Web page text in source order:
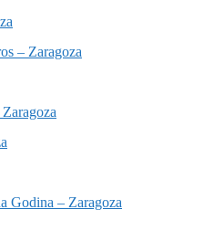
– Zaragoza
Godina – Zaragoza